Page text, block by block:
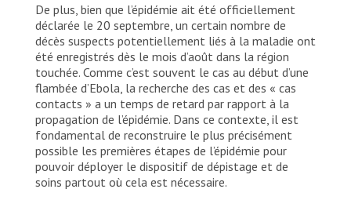
De plus, bien que l’épidémie ait été officiellement
déclarée le 20 septembre, un certain nombre de
décès suspects potentiellement liés à la maladie ont
été enregistrés dès le mois d’août dans la région
touchée. Comme c’est souvent le cas au début d’une
flambée d’Ebola, la recherche des cas et des « cas
contacts » a un temps de retard par rapport à la
propagation de l’épidémie. Dans ce contexte, il est
fondamental de reconstruire le plus précisément
possible les premières étapes de l’épidémie pour
pouvoir déployer le dispositif de dépistage et de
soins partout où cela est nécessaire.